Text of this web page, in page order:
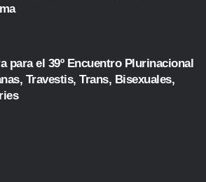
para el 39º Encuentro Plurinacional
Travestis, Trans, Bisexuales,